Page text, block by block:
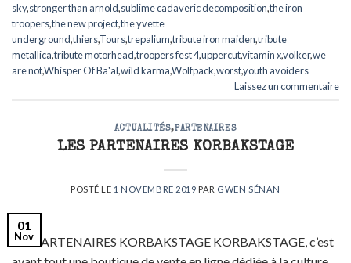
sky,stronger than arnold,sublime cadaveric decomposition,the iron
troopers,the new project,the yvette
underground,thiers,Tours,trepalium,tribute iron maiden,tribute
metallica,tribute motorhead,troopers fest 4,uppercut,vitamin x,volker,we
are not,Whisper Of Ba'al,wild karma,Wolfpack,worst,youth avoiders
Laissez un commentaire
ACTUALITÉS,PARTENAIRES
LES PARTENAIRES KORBAKSTAGE
POSTÉ LE 1 NOVEMBRE 2019 PAR GWEN SÉNAN
01
Nov
LES PARTENAIRES KORBAKSTAGE KORBAKSTAGE, c’est